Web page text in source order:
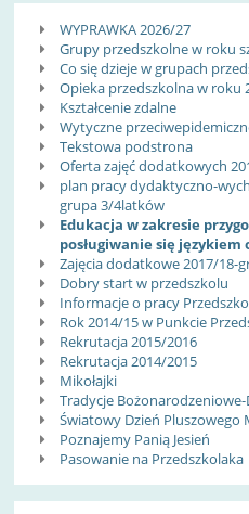
Przedszkole
WYPRAWKA 2026/27
Grupy przedszkolne w roku
Co się dzieje w grupach
Opieka przedszkolna w roku
Kształcenie zdalne
Wytyczne
Tekstowa podstrona
Oferta zajęć dodatkowych
plan pracy dydaktyczno-
grupa 3/4latków
Edukacja w zakresie
posługiwanie się
Zajęcia dodatkowe 2017/18-
Dobry start w przedszkolu
Informacje o pracy
Rok 2014/15 w Punkcie
Rekrutacja 2015/2016
Rekrutacja 2014/2015
Mikołajki
Tradycje
Światowy Dzień Pluszowego
Poznajemy Panią Jesień
Pasowanie na Przedszkolaka